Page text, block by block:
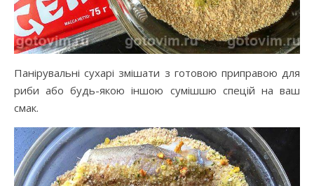
Панірувальні сухарі змішати з готовою приправою для
риби або будь-якою іншою сумішшю спецій на ваш
смак.